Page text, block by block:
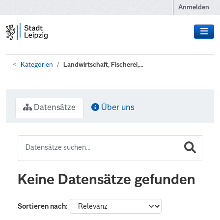
Anmelden
Kategorien Landwirtschaft, Fischerei,...
Datensätze Über uns
Keine Datensätze gefunden
Sortieren nach